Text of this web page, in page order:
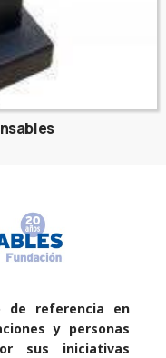
de referencia en
y personas
sus iniciativas